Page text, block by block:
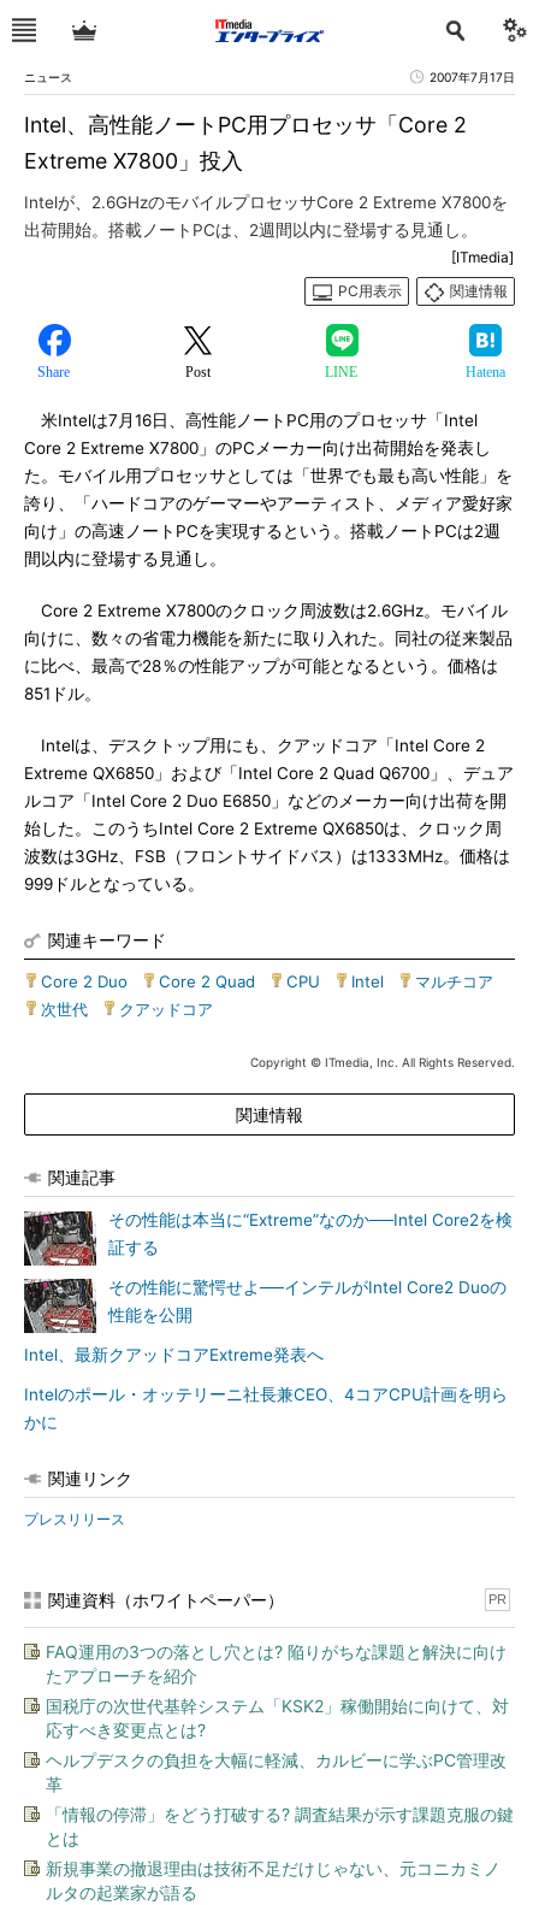
ニュース 2007年7月17日
Intel、高性能ノートPC用プロセッサ「Core 2
Extreme X7800」投入
Intelが、2.6GHzのモバイルプロセッサCore 2 Extreme X7800を
出荷開始。搭載ノートPCは、2週間以内に登場する見通し。
[ITmedia]
PC用表示
関連情報
Share Post LINE Hatena
米Intelは7月16日、高性能ノートPC用のプロセッサ「Intel
Core 2 Extreme X7800」のPCメーカー向け出荷開始を発表し
た。モバイル用プロセッサとしては「世界でも最も高い性能」を
誇り、「ハードコアのゲーマーやアーティスト、メディア愛好家
向け」の高速ノートPCを実現するという。搭載ノートPCは2週
間以内に登場する見通し。
Core 2 Extreme X7800のクロック周波数は2.6GHz。モバイル
向けに、数々の省電力機能を新たに取り入れた。同社の従来製品
に比べ、最高で28％の性能アップが可能となるという。価格は
851ドル。
Intelは、デスクトップ用にも、クアッドコア「Intel Core 2
Extreme QX6850」および「Intel Core 2 Quad Q6700」、デュア
ルコア「Intel Core 2 Duo E6850」などのメーカー向け出荷を開
始した。このうちIntel Core 2 Extreme QX6850は、クロック周
波数は3GHz、FSB（フロントサイドバス）は1333MHz。価格は
999ドルとなっている。
関連キーワード
Core 2 Duo Core 2 Quad CPU Intel マルチコア
次世代
クアッドコア
Copyright © ITmedia, Inc. All Rights Reserved.
関連情報
関連記事
その性能は本当に“Extreme”なのか──Intel Core2を検
証する
その性能に驚愕せよ──インテルがIntel Core2 Duoの
性能を公開
Intel、最新クアッドコアExtreme発表へ
Intelのポール・オッテリーニ社長兼CEO、4コアCPU計画を明ら
かに
関連リンク
プレスリリース
関連資料（ホワイトペーパー） PR
FAQ運用の3つの落とし穴とは? 陥りがちな課題と解決に向け
たアプローチを紹介
国税庁の次世代基幹システム「KSK2」稼働開始に向けて、対
応すべき変更点とは?
ヘルプデスクの負担を大幅に軽減、カルビーに学ぶPC管理改
革
「情報の停滞」をどう打破する? 調査結果が示す課題克服の鍵
とは
新規事業の撤退理由は技術不足だけじゃない、元コニカミノ
ルタの起業家が語る